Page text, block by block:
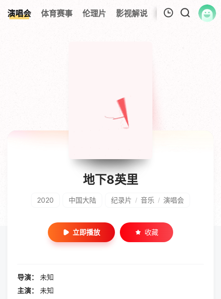
演唱会 体育赛事 伦理片 影视解说 今日更新 热榜
暂无观看影片的记录
地下8英里
2020 中国大陆 纪录片 / 音乐 / 演唱会
立即播放 收藏
导演：
未知
主演：
未知